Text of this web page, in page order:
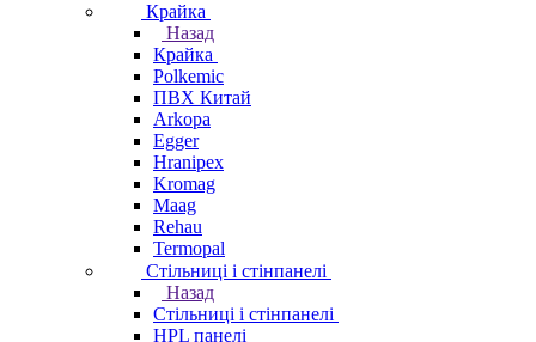
Крайка
Назад
Крайка
Polkemic
ПВХ Китай
Arkopa
Egger
Hranipex
Kromag
Maag
Rehau
Termopal
Стільниці і стінпанелі
Назад
Стільниці і стінпанелі
HPL панелі